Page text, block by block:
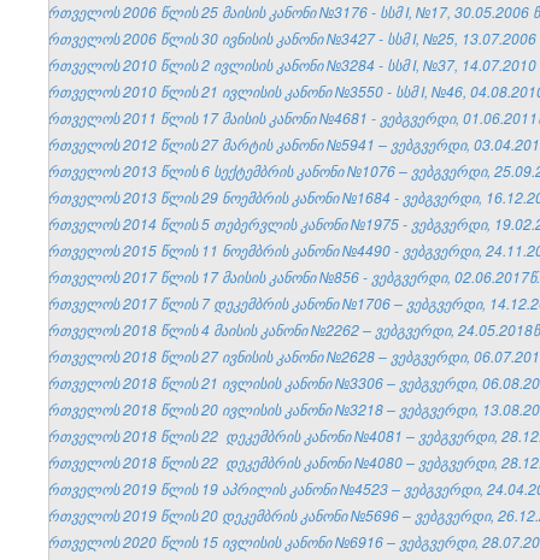
საქართველოს 2006 წლის 25 მაისის კანონი №3176 - სსმ I, №17, 30.05.2006
საქართველოს 2006 წლის 30 ივნისის კანონი №3427 - სსმ I, №25, 13.07.2006
საქართველოს 2010 წლის 2 ივლისის კანონი №3284 - სსმ I, №37, 14.07.2010
საქართველოს 2010 წლის 21 ივლისის კანონი №3550 - სსმ I, №46,
საქართველოს 2011 წლის 17 მაისის კანონი №4681 - ვებგვერდი,
საქართველოს 2012 წლის 27 მარტის კანონი №5941 – ვებგვერდი,
საქართველოს 2013 წლის 6 სექტემბრის კანონი №1076 – ვებგვერდი,
საქართველოს 2013 წლის 29 ნოემბრის კანონი №1684 - ვებგვერდი,
საქართველოს 2014 წლის 5 თებერვლის კანონი №1975 - ვებგვერდი,
საქართველოს 2015 წლის 11 ნოემბრის კანონი №4490 - ვებგვერდი,
საქართველოს 2017 წლის 17 მაისის კანონი №856 - ვებგვერდი, 02.06.2017წ.
საქართველოს 2017 წლის 7 დეკემბრის კანონი №1706 – ვებგვერდი,
საქართველოს 2018 წლის 4 მაისის კანონი №2262 – ვებგვერდი,
საქართველოს 2018 წლის 27 ივნისის კანონი №2628 – ვებგვერდი,
საქართველოს 2018 წლის 21 ივლისის კანონი №3306 – ვებგვერდი,
საქართველოს 2018 წლის 20 ივლისის კანონი №3218 – ვებგვერდი,
საქართველოს 2018 წლის 22 დეკემბრის კანონი №4081 – ვებგვერდი,
საქართველოს 2018 წლის 22 დეკემბრის კანონი №4080 – ვებგვერდი,
საქართველოს 2019 წლის 19 აპრილის კანონი №4523 – ვებგვერდი,
საქართველოს 2019 წლის 20 დეკემბრის კანონი №5696 – ვებგვერდი,
საქართველოს 2020 წლის 15 ივლისის კანონი №6916 – ვებგვერდი,